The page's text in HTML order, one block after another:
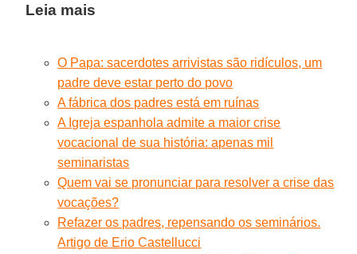
Leia mais
O Papa: sacerdotes arrivistas são ridículos, um
padre deve estar perto do povo
A fábrica dos padres está em ruínas
A Igreja espanhola admite a maior crise
vocacional de sua história: apenas mil
seminaristas
Quem vai se pronunciar para resolver a crise das
vocações?
Refazer os padres, repensando os seminários.
Artigo de Erio Castellucci